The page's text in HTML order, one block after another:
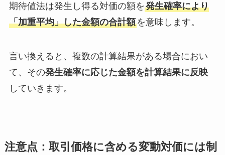
期待値法は発生し得る対価の額を発生確率により
「加重平均」した金額の合計額を意味します。
言い換えると、複数の計算結果がある場合におい
て、その発生確率に応じた金額を計算結果に反映
していきます。
注意点：取引価格に含める変動対価には制